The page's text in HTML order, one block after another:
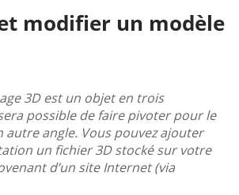
modifier un modèle
3D est un objet en trois
possible de faire pivoter pour le
autre angle. Vous pouvez ajouter
un fichier 3D stocké sur votre
d’un site Internet (via